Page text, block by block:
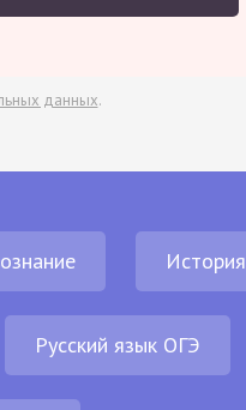
данных.
История
Русский язык ОГЭ